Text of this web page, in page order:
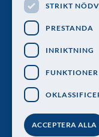
Kontakt
Följ oss
STRIKT
PRESTANDA
INRIKTNING
FUNKTIONER
ACCEPTERA ALLA